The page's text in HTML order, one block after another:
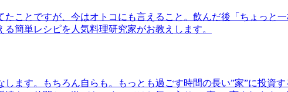
たことですが、今はオトコにも言えること。飲んだ後「ちょっと
簡単レシピを人気料理研究家がお教えします。
ます。もちろん自らも。もっとも過ごす時間の長い”家”に投資